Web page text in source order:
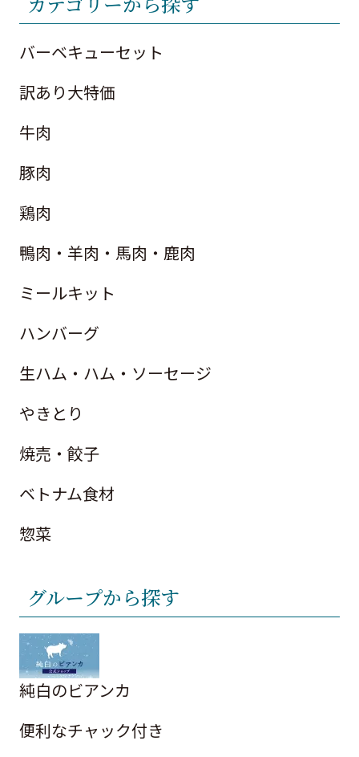
バーベキューセット
訳あり大特価
牛肉
豚肉
鶏肉
鴨肉・羊肉・馬肉・鹿肉
ミールキット
ハンバーグ
生ハム・ハム・ソーセージ
やきとり
焼売・餃子
ベトナム食材
惣菜
グループから探す
純白のビアンカ
便利なチャック付き